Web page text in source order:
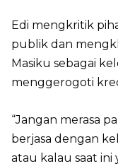
Edi mengkritik
publik dan
Masiku sebagai
menggerogoti
“Jangan merasa
berjasa dengan
atau kalau saat